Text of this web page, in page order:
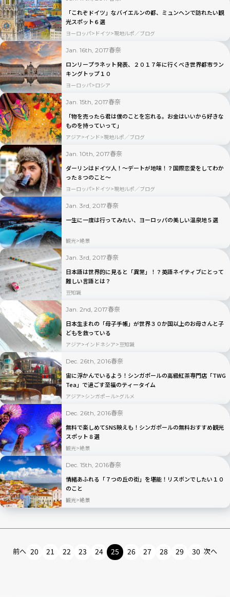
「これぞドイツ」なバイエルンの都、ミュンヘンで訪れたい観
光スポット６選
ヨーロッパ ドイツ 現地ルポ／ブログ
Jan. 16th, 2017春奈
ロンリープラネット発表、２０１７年に行くべき世界都市ラン
キングトップ１０
ヨーロッパ ロシア
Jan. 15th, 2017春奈
「物を売ったら君は僕のことを忘れる。お金はいいから好きな
ものを持っていって」
アジア インド 現地ルポ／ブログ
Jan. 10th, 2017春奈
ダーリンはドイツ人！～デートが地味！？国際恋愛をしてわか
った８つのこと～
ヨーロッパ ドイツ 現地ルポ／ブログ
Jan. 3rd, 2017春奈
一生に一度は行ってみたい、ヨーロッパの美しい温泉地５選
観光 絶景
Jan. 3rd, 2017春奈
日本語は世界的に見ると「異常」！？英語ネイティブにとって
難しい言語とは？
豆知識
Jan. 2nd, 2017春奈
日本生まれの「母子手帳」が世界３０か国以上のお母さんと子
どもを救っている
アジア インドネシア 豆知識
Dec. 26th, 2016春奈
宙に浮かんでいるよう！シンガポールの高級紅茶専門店「TWG
Tea」で過ごす至福のティータイム
アジア シンガポール グルメ
Dec. 26th, 2016春奈
無料で楽しめてSNS映えも！シンガポールの無料おすすめ観光
スポット８選
観光 絶景
Dec. 15th, 2016春奈
情緒あふれる「７つの丘の街」を堪能！リスボンでしたい１０
のこと
観光 絶景
前へ 20 21 22 23 24 25 26 27 28 29 30 次へ